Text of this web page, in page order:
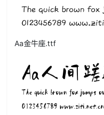
Aa金牛座.ttf